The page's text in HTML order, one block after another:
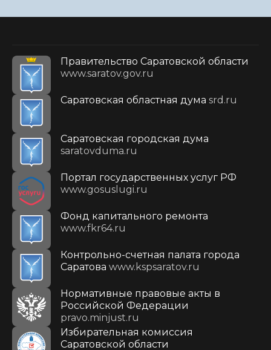
Правительство Саратовской области
www.saratov.gov.ru
Саратовская областная дума srd.ru
Саратовская городская дума
saratovduma.ru
Портал государственных услуг РФ
www.gosuslugi.ru
Фонд капитального ремонта
www.fkr64.ru
Контрольно-счетная палата города
Саратова www.kspsaratov.ru
Нормативные правовые акты в
Российской Федерации
pravo.minjust.ru
Избирательная комиссия
Саратовской области